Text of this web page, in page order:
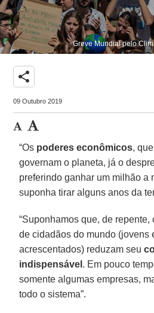
Greve Mundial pelo
share
09 Outubro 2019
“Os poderes econômicos,
governam o planeta, já o
preferindo ganhar um milhão a
suponha tirar alguns anos da
“Suponhamos que, de
de cidadãos do mundo (jovens
acrescentados) reduzam seu
indispensável . Em pouco
somente algumas empresas,
todo o sistema”.